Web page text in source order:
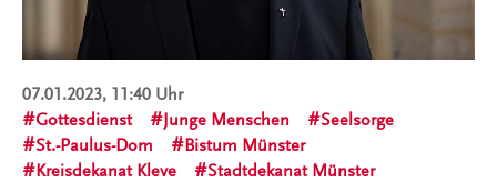
07.01.2023, 11:40 Uhr
Gottesdienst
Junge Menschen
Seelsorge
St.-Paulus-Dom
Bistum Münster
Kreisdekanat Kleve
Stadtdekanat Münster